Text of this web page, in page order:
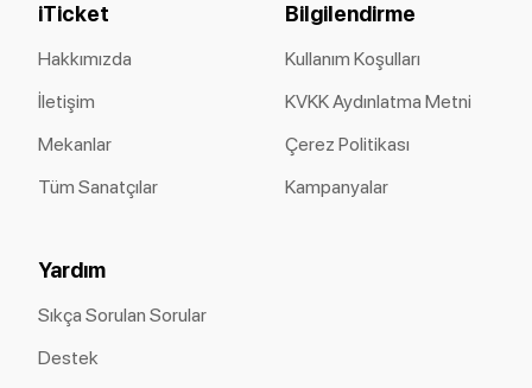
iTicket
Hakkımızda
İletişim
Mekanlar
Tüm Sanatçılar
Bilgilendirme
Kullanım Koşulları
KVKK Aydınlatma Metni
Çerez Politikası
Kampanyalar
Yardım
Sıkça Sorulan Sorular
Destek